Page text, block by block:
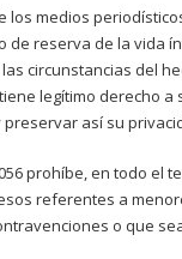
los medios
de reserva de la vida
circunstancias del
legítimo derecho
así su
prohíbe, en todo el
referentes a
o que